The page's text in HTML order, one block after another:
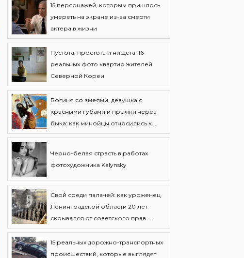
15 персонажей, которым пришлось
умереть на экране из-за смерти
актера в жизни
Пустота, простота и нищета: 16
реальных фото квартир жителей
Северной Кореи
Богиня со змеями, девушка с
красными губами и прыжки через
быка: как минойцы относились к ...
Черно-белая страсть в работах
фотохудожника Kalynsky
Свой среди палачей: как уроженец
Ленинградской области 20 лет
скрывался от советского прав ...
15 реальных дорожно-транспортных
происшествий, которые выглядят